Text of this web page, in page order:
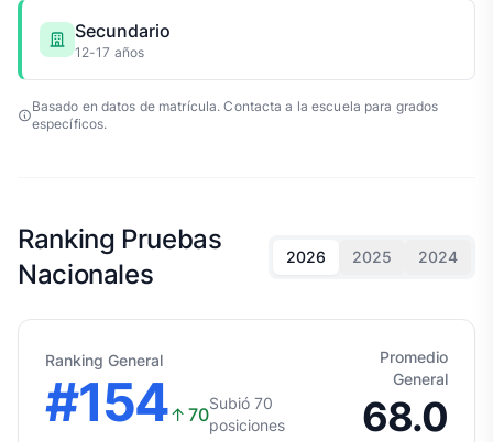
Secundario
12-17 años
Basado en datos de matrícula. Contacta a la escuela para grados
específicos.
Ranking Pruebas
Nacionales
2026 2025 2024
Ranking General
#154↑ 70
Subió 70
posiciones
Promedio
General
68.0